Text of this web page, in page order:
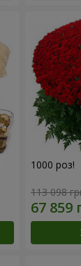
1000 роз!
113 098